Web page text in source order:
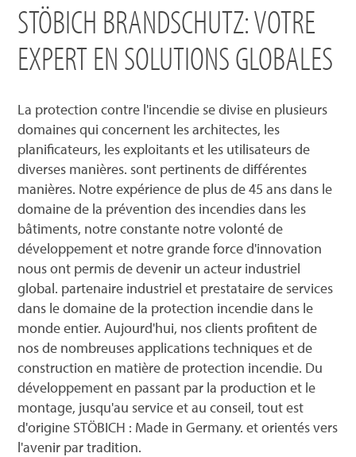
Actualités
Contact
STÖBICH BRANDSCHUTZ: VOTRE
EXPERT EN SOLUTIONS GLOBALES
La protection contre l'incendie se divise en plusieurs
domaines qui concernent les architectes, les
planificateurs, les exploitants et les utilisateurs de
diverses manières. sont pertinents de différentes
manières. Notre expérience de plus de 45 ans dans le
domaine de la prévention des incendies dans les
bâtiments, notre constante notre volonté de
développement et notre grande force d'innovation
nous ont permis de devenir un acteur industriel
global. partenaire industriel et prestataire de services
dans le domaine de la protection incendie dans le
monde entier. Aujourd'hui, nos clients profitent de
nos de nombreuses applications techniques et de
construction en matière de protection incendie. Du
développement en passant par la production et le
montage, jusqu'au service et au conseil, tout est
d'origine STÖBICH : Made in Germany. et orientés vers
l'avenir par tradition.